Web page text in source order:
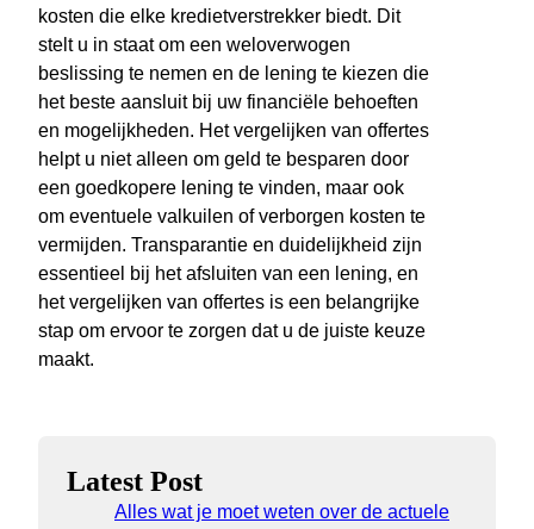
kosten die elke kredietverstrekker biedt. Dit
stelt u in staat om een weloverwogen
beslissing te nemen en de lening te kiezen die
het beste aansluit bij uw financiële behoeften
en mogelijkheden. Het vergelijken van offertes
helpt u niet alleen om geld te besparen door
een goedkopere lening te vinden, maar ook
om eventuele valkuilen of verborgen kosten te
vermijden. Transparantie en duidelijkheid zijn
essentieel bij het afsluiten van een lening, en
het vergelijken van offertes is een belangrijke
stap om ervoor te zorgen dat u de juiste keuze
maakt.
Latest Post
Alles wat je moet weten over de actuele